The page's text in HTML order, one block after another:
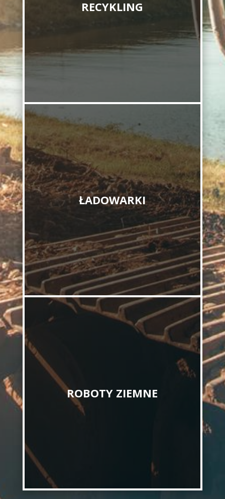
RECYKLING
ŁADOWARKI
ROBOTY ZIEMNE